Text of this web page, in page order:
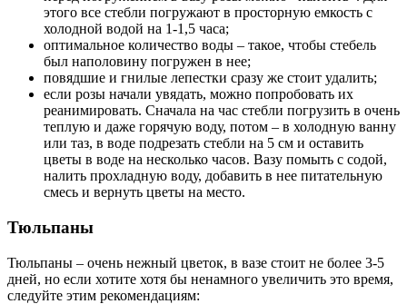
этого все стебли погружают в просторную емкость с
холодной водой на 1-1,5 часа;
оптимальное количество воды – такое, чтобы стебель
был наполовину погружен в нее;
повядшие и гнилые лепестки сразу же стоит удалить;
если розы начали увядать, можно попробовать их
реанимировать. Сначала на час стебли погрузить в очень
теплую и даже горячую воду, потом – в холодную ванну
или таз, в воде подрезать стебли на 5 см и оставить
цветы в воде на несколько часов. Вазу помыть с содой,
налить прохладную воду, добавить в нее питательную
смесь и вернуть цветы на место.
Тюльпаны
Тюльпаны – очень нежный цветок, в вазе стоит не более 3-5
дней, но если хотите хотя бы ненамного увеличить это время,
следуйте этим рекомендациям: